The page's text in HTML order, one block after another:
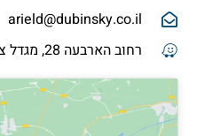
arield@dubinsky.co.il
רחוב הארבעה 28, מגדל צפוני – קומה 35